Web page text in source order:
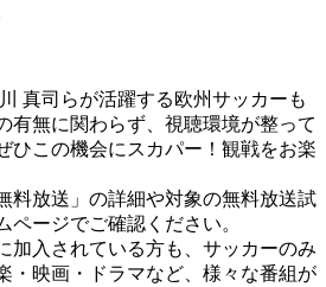
真司らが活躍する欧州サッカーも
有無に関わらず、視聴環境が整って
ひこの機会にスカパー！観戦をお楽
料放送」の詳細や対象の無料放送試
ページでご確認ください。
加入されている方も、サッカーのみ
・映画・ドラマなど、様々な番組が